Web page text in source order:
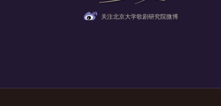
关注北京大学歌剧研究院微博